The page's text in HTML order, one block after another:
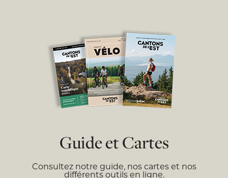
Guide et Cartes
Consultez notre guide, nos cartes et nos
différents outils en ligne.